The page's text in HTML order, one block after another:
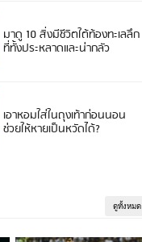
มาดู 10 สิ่งมีชีวิตใต้ท้องทะเลลึก
ที่ทั้งประหลาดและน่ากลัว
เอาหอมใส่ในถุงเท้าก่อนนอน
ช่วยให้หายเป็นหวัดได้?
ดูทั้งหมด